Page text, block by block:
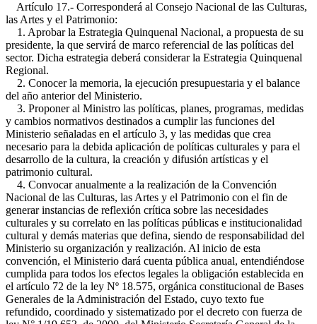
Artículo 17.- Corresponderá al Consejo Nacional de las Culturas,
las Artes y el Patrimonio:
1. Aprobar la Estrategia Quinquenal Nacional, a propuesta de su
presidente, la que servirá de marco referencial de las políticas del
sector. Dicha estrategia deberá considerar la Estrategia Quinquenal
Regional.
2. Conocer la memoria, la ejecución presupuestaria y el balance
del año anterior del Ministerio.
3. Proponer al Ministro las políticas, planes, programas, medidas
y cambios normativos destinados a cumplir las funciones del
Ministerio señaladas en el artículo 3, y las medidas que crea
necesario para la debida aplicación de políticas culturales y para el
desarrollo de la cultura, la creación y difusión artísticas y el
patrimonio cultural.
4. Convocar anualmente a la realización de la Convención
Nacional de las Culturas, las Artes y el Patrimonio con el fin de
generar instancias de reflexión crítica sobre las necesidades
culturales y su correlato en las políticas públicas e institucionalidad
cultural y demás materias que defina, siendo de responsabilidad del
Ministerio su organización y realización. Al inicio de esta
convención, el Ministerio dará cuenta pública anual, entendiéndose
cumplida para todos los efectos legales la obligación establecida en
el artículo 72 de la ley Nº 18.575, orgánica constitucional de Bases
Generales de la Administración del Estado, cuyo texto fue
refundido, coordinado y sistematizado por el decreto con fuerza de